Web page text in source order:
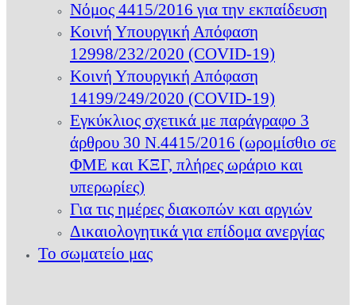
Νόμος 4415/2016 για την εκπαίδευση
Κοινή Υπουργική Απόφαση
12998/232/2020 (COVID-19)
Κοινή Υπουργική Απόφαση
14199/249/2020 (COVID-19)
Εγκύκλιος σχετικά με παράγραφο 3
άρθρου 30 Ν.4415/2016 (ωρομίσθιο σε
ΦΜΕ και ΚΞΓ, πλήρες ωράριο και
υπερωρίες)
Για τις ημέρες διακοπών και αργιών
Δικαιολογητικά για επίδομα ανεργίας
Το σωματείο μας